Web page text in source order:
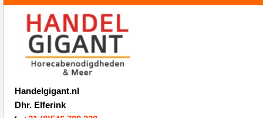
Handelgigant.nl
Dhr. Elferink